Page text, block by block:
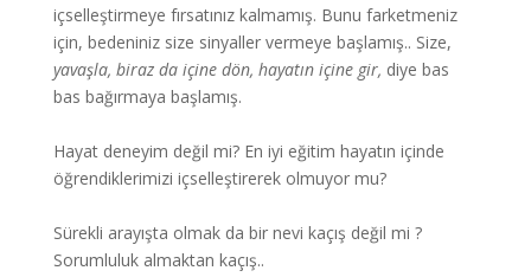
içselleştirmeye fırsatınız kalmamış. Bunu farketmeniz
için, bedeniniz size sinyaller vermeye başlamış.. Size,
yavaşla, biraz da içine dön, hayatın içine gir, diye bas
bas bağırmaya başlamış.
Hayat deneyim değil mi? En iyi eğitim hayatın içinde
öğrendiklerimizi içselleştirerek olmuyor mu?
Sürekli arayışta olmak da bir nevi kaçış değil mi ?
Sorumluluk almaktan kaçış..